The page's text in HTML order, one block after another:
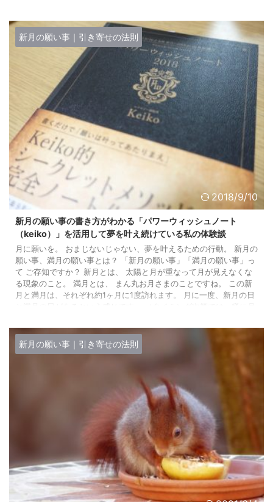
愛く、脳科学に基づいた目標達成方法を学ぶ場所 ...
新月の願い事｜引き寄せの法則
2018/9/10
新月の願い事の書き方がわかる「パワーウィッシュノート
（keiko）」を活用して夢を叶え続けている私の体験談
月に願いを。 おまじないじゃない、夢を叶えるための行動。 新月の
願い事、満月の願い事とは？ 「新月の願い事」「満月の願い事」っ
て ご存知ですか？ 新月とは、 太陽と月が重なって月が見えなくな
る現象のこと。 満月とは、 まん丸お月さまのことですね。 この新
月と満月は、それぞれ約1ヶ月に1度訪れます。 月に一度、新月の日
月→何か新しいことをスタートするパワー 満月→成就や達成のパワ
ー ...
新月の願い事｜引き寄せの法則